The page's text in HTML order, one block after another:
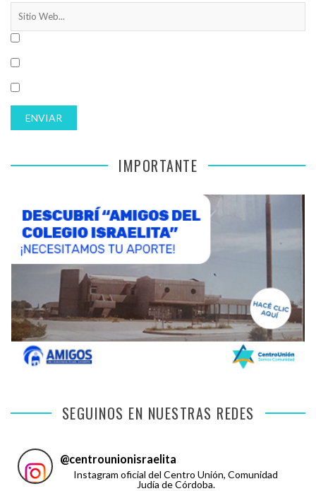
IMPORTANTE
SEGUINOS EN NUESTRAS REDES
@centrounionisraelita
Instagram oficial del Centro Unión, Comunidad
Judía de Córdoba.